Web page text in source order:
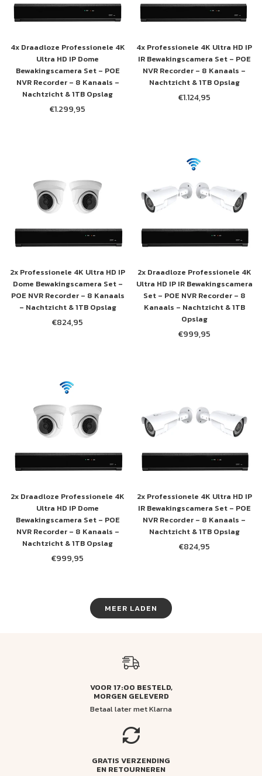
NIEUWSBRIEF
Ontvang 5% korting op je eerste aankoop!
4x Draadloze Professionele 4K
Ultra HD IP Dome
Bewakingscamera Set – POE
NVR Recorder – 8 Kanaals –
Nachtzicht & 1TB Opslag
Normale
€1.299,95
4x Professionele 4K Ultra HD IP
IR Bewakingscamera Set – POE
NVR Recorder – 8 Kanaals –
Nachtzicht & 1TB Opslag
Normale
€1.124,95
2x Professionele 4K Ultra HD IP
Dome Bewakingscamera Set –
POE NVR Recorder – 8 Kanaals
– Nachtzicht & 1TB Opslag
Normale
€824,95
2x Draadloze Professionele 4K
Ultra HD IP IR Bewakingscamera
Set – POE NVR Recorder – 8
Kanaals – Nachtzicht & 1TB
Opslag
Normale
€999,95
2x Draadloze Professionele 4K
Ultra HD IP Dome
Bewakingscamera Set – POE
NVR Recorder – 8 Kanaals –
Nachtzicht & 1TB Opslag
Normale
€999,95
2x Professionele 4K Ultra HD IP
IR Bewakingscamera Set – POE
NVR Recorder – 8 Kanaals –
Nachtzicht & 1TB Opslag
Normale
€824,95
MEER LADEN
VOOR 17:00 BESTELD,
MORGEN GELEVERD
Betaal later met Klarna
GRATIS VERZENDING
EN RETOURNEREN